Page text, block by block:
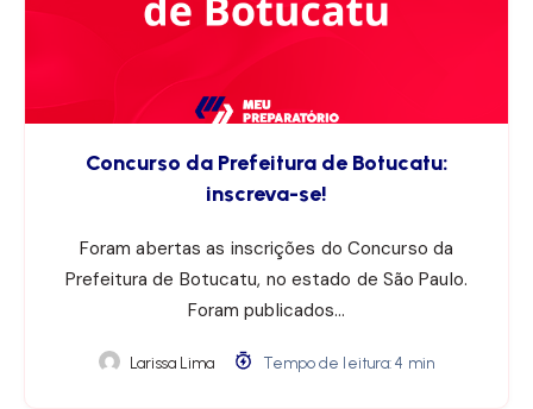
Concurso da Prefeitura de Botucatu:
inscreva-se!
Foram abertas as inscrições do Concurso da
Prefeitura de Botucatu, no estado de São Paulo.
Foram publicados…
Larissa Lima Tempo de leitura: 4 min